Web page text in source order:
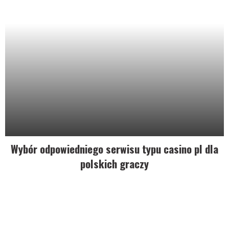
Wybór odpowiedniego serwisu typu casino pl dla
polskich graczy